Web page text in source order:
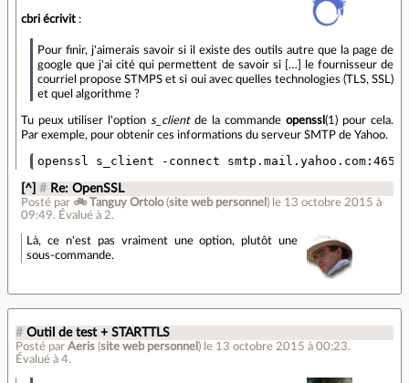
cbri écrivit :
Pour finir, j'aimerais savoir si il existe des outils autre que la page de
google que j'ai cité qui permettent de savoir si […] le fournisseur de
courriel propose STMPS et si oui avec quelles technologies (TLS, SSL)
et quel algorithme ?
Tu peux utiliser l'option s_clientde la commande openssl (1) pour cela.
Par exemple, pour obtenir ces informations du serveur SMTP de Yahoo.
openssl s_client -connect smtp.mail.yahoo.com:465
[^] # Re: OpenSSL
Posté par 🚲 Tanguy Ortolo(site web personnel ) le 13 octobre 2015 à
09:49. Évalué à 2.
Là, ce n'est pas vraiment une option, plutôt une
sous-commande.
# Outil de test + STARTTLS
Posté par Aeris (site web personnel ) le 13 octobre 2015 à 00:23.
Évalué à 4.